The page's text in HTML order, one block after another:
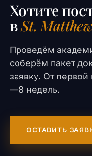
Хотите
вSt.
Проведём
соберём пакет
заявку. От
—8 недель.
ОСТАВИТЬ